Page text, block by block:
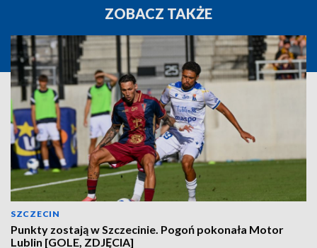
ZOBACZ TAKŻE
SZCZECIN
Punkty zostają w Szczecinie. Pogoń pokonała Motor
Lublin [GOLE, ZDJĘCIA]